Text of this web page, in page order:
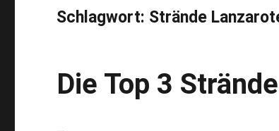
Schlagwort: Strände
Die Top 3